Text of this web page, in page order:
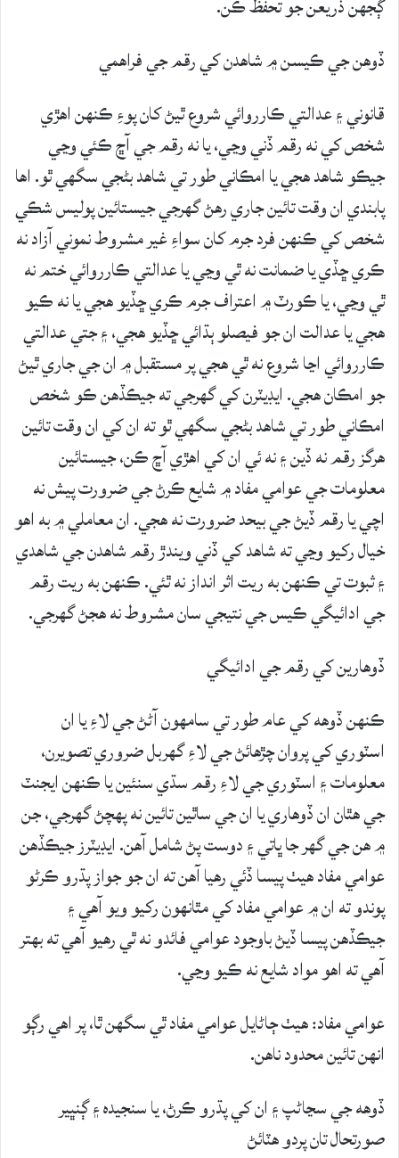
ڏوهن جي ڪيسن ۾ شاهدن کي رقم جي فراهمي
قانوني ۽ عدالتي ڪارروائي شروع ٿيڻ کان پوءِ ڪنهن اهڙي
شخص کي نه رقم ڏني وڃي، يا نه رقم جي آڇ ڪئي وڃي
جيڪو شاهد هجي يا امڪاني طور تي شاهد بڻجي سگهي ٿو. اها
پابندي ان وقت تائين جاري رهڻ گهرجي جيستائين پوليس شڪي
شخص کي ڪنهن فرد جرم کان سواءِ غير مشروط نموني آزاد نه
ڪري ڇڏي يا ضمانت نه ٿي وڃي يا عدالتي ڪارروائي ختم نه
ٿي وڃي، يا ڪورٽ ۾ اعتراف جرم ڪري ڇڏيو هجي يا نه ڪيو
هجي يا عدالت ان جو فيصلو ٻڌائي ڇڏيو هجي، ۽ جتي عدالتي
ڪارروائي اڃا شروع نه ٿي هجي پر مستقبل ۾ ان جي جاري ٿيڻ
جو امڪان هجي. ايڊيٽرن کي گهرجي ته جيڪڏهن ڪو شخص
امڪاني طور تي شاهد بڻجي سگهي ٿو ته ان کي ان وقت تائين
هرگز رقم نه ڏين ۽ نه ئي ان کي اهڙي آڇ ڪن، جيستائين
معلومات جي عوامي مفاد ۾ شايع ڪرڻ جي ضرورت پيش نه
اچي يا رقم ڏيڻ جي بيحد ضرورت نه هجي. ان معاملي ۾ به اهو
خيال رکيو وڃي ته شاهد کي ڏني ويندڙ رقم شاهدن جي شاهدي
۽ ثبوت تي ڪنهن به ريت اثر انداز نه ٿئي. ڪنهن به ريت رقم
جي ادائيگي ڪيس جي نتيجي سان مشروط نه هجڻ گهرجي.
ڏوهارين کي رقم جي ادائيگي
ڪنهن ڏوهه کي عام طور تي سامهون آڻڻ جي لاءِ يا ان
اسٽوري کي پروان چڙهائڻ جي لاءِ گهربل ضروري تصويرن،
معلومات ۽ اسٽوري جي لاءِ رقم سڌي سنئين يا ڪنهن ايجنٽ
جي هٿان ان ڏوهاري يا ان جي ساٿين تائين نه پهچڻ گهرجي، جن
۾ هن جي گهر جا ڀاتي ۽ دوست پڻ شامل آهن. ايڊيٽرز جيڪڏهن
عوامي مفاد هيٺ پيسا ڏئي رهيا آهن ته ان جو جواز پڌرو ڪرڻو
پوندو ته ان ۾ عوامي مفاد کي مٿانهون رکيو ويو آهي ۽
جيڪڏهن پيسا ڏيڻ باوجود عوامي فائدو نه ٿي رهيو آهي ته بهتر
آهي ته اهو مواد شايع نه ڪيو وڃي.
عوامي مفاد: هيٺ ڄاڻايل عوامي مفاد ٿي سگهن ٿا، پر اهي رڳو
انهن تائين محدود ناهن.
ڏوهه جي سڃاڻپ ۽ ان کي پڌرو ڪرڻ، يا سنجيده ۽ ڳنڀير
صورتحال تان پردو هٽائڻ